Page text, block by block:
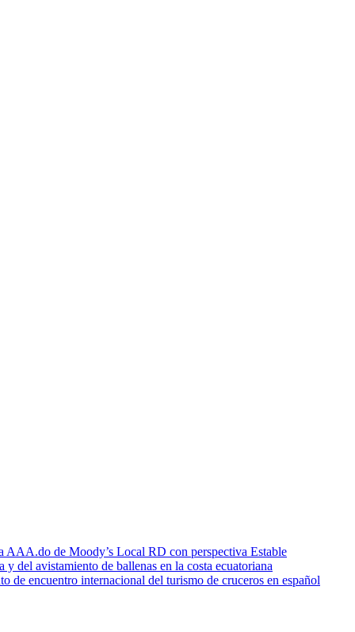
AAA.do de Moody’s Local RD con perspectiva Estable
del avistamiento de ballenas en la costa ecuatoriana
de encuentro internacional del turismo de cruceros en español